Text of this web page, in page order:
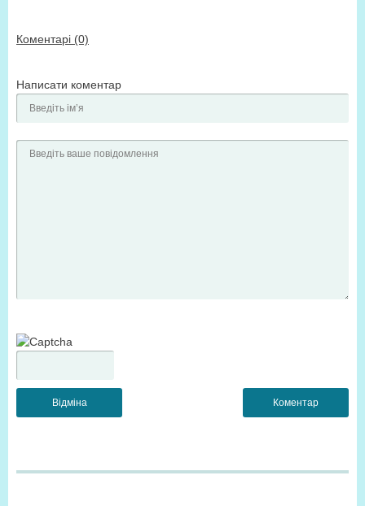
Коментарі (0)
Написати коментар